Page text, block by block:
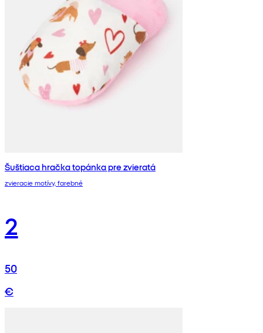
Šuštiaca hračka topánka pre zvieratá
zvieracie motívy, farebné
2
50
€